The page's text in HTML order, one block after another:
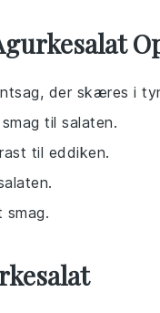
der skæres i
til salaten.
til eddiken.
smag.